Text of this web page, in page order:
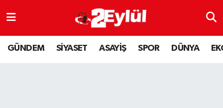
GÜNDEM SİYASET ASAYİŞ SPOR DÜNYA
ASAYİŞ
DÜNYA
Nöbetçi Eczaneler
Hava Durumu